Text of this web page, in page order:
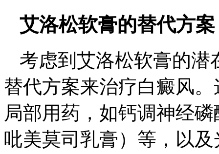
艾洛松软膏的替代方案
考虑到艾洛松软膏的潜
替代方案来治疗白癜风
局部用药，如钙调神经
吡美莫司乳膏）等，以